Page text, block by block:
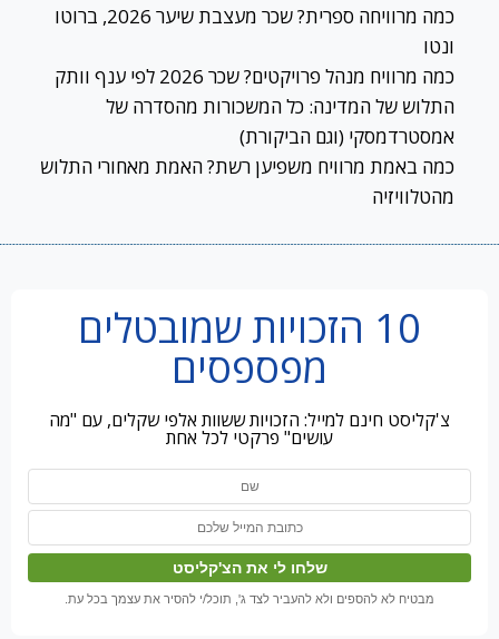
כמה מרוויחה ספרית? שכר מעצבת שיער 2026, ברוטו
ונטו
כמה מרוויח מנהל פרויקטים? שכר 2026 לפי ענף וותק
התלוש של המדינה: כל המשכורות מהסדרה של
אמסטרדמסקי (וגם הביקורת)
כמה באמת מרוויח משפיען רשת? האמת מאחורי התלוש
מהטלוויזיה
10 הזכויות שמובטלים
מפספסים
צ'קליסט חינם למייל: הזכויות ששוות אלפי שקלים, עם "מה
עושים" פרקטי לכל אחת
מבטיח לא להספים ולא להעביר לצד ג', תוכל/י להסיר את עצמך בכל עת.